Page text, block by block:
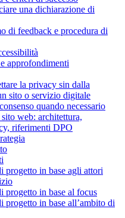
una dichiarazione di
di feedback e procedura di
approfondimenti
la privacy sin dalla
sito o servizio digitale
quando necessario
web: architettura,
riferimenti DPO
progetto in base agli attori
progetto in base al focus
progetto in base all’ambito di